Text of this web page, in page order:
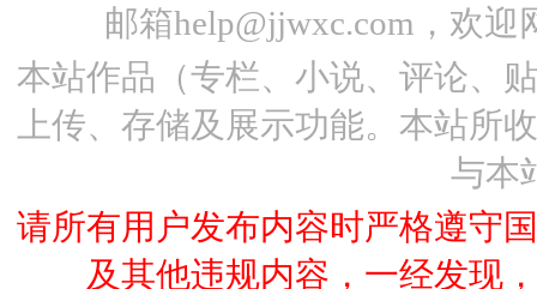
邮箱help@jjwxc.com，欢
本站作品（专栏、小说、评论、
上传、存储及展示功能。本站所
与本
请所有用户发布内容时严格遵守
及其他违规内容，一经发现